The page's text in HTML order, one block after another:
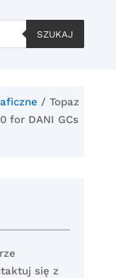
SZUKAJ
/ Topaz
for DANI GCs
się z